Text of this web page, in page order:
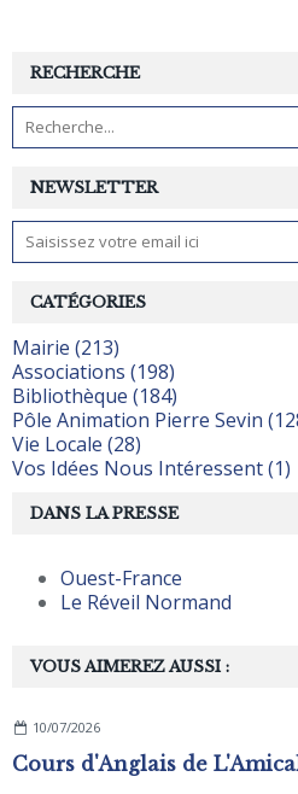
NEWSLETTER
RECHERCHE
VOUS AIMEREZ AUSSI :
10/07/2026
Cours d'Anglais de
CATÉGORIES
Mairie (213)
Associations (198)
Bibliothèque (184)
Pôle Animation Pierre Sevin
Vie Locale (28)
Vos Idées Nous Intéressent (1)
DANS LA PRESSE
Ouest-France
Le Réveil Normand